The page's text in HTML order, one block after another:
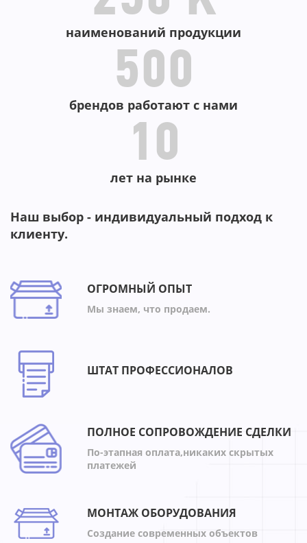
-33%
наименований продукции
500
брендов работают с нами
10
лет на рынке
Наш выбор - индивидуальный подход к
клиенту.
ОГРОМНЫЙ ОПЫТ
Мы знаем, что продаем.
ШТАТ ПРОФЕССИОНАЛОВ
ПОЛНОЕ СОПРОВОЖДЕНИЕ СДЕЛКИ
По-этапная оплата,никаких скрытых
платежей
МОНТАЖ ОБОРУДОВАНИЯ
Создание современных объектов